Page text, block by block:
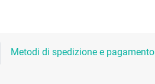
Metodi di spedizione e pagamento